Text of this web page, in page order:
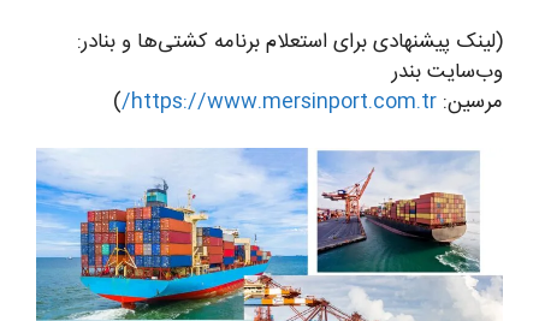
(لینک پیشنهادی برای استعلام برنامه کشتی‌ها و بنادر:
وب‌سایت بندر
مرسین: https://www.mersinport.com.tr/
)